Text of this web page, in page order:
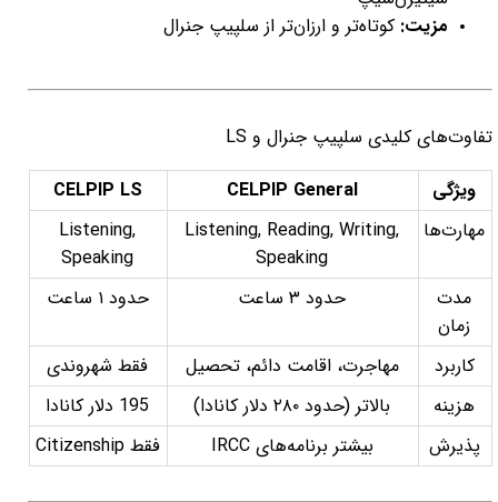
مزیت: کوتاه‌تر و ارزان‌تر از سلپیپ جنرال
تفاوت‌های کلیدی سلپیپ جنرال و LS
ویژگی
CELPIP General
CELPIP LS
مهارت‌ها
Listening, Reading, Writing,
Speaking
Listening,
Speaking
مدت
زمان
حدود ۳ ساعت حدود ۱ ساعت
کاربرد مهاجرت، اقامت دائم، تحصیل
فقط شهروندی
هزینه
بالاتر (حدود ۲۸۰ دلار کانادا)
195 دلار کانادا
پذیرش
بیشتر برنامه‌های IRCC فقط Citizenship